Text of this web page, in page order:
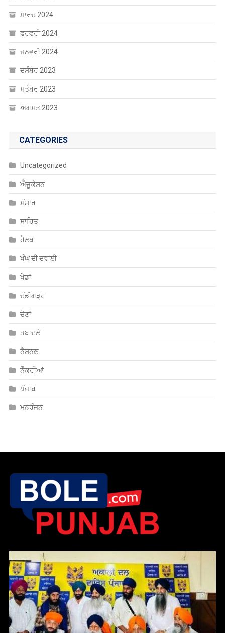
ਜਨਵਰੀ 2024
ਦਸੰਬਰ 2023
ਸਤੰਬਰ 2023
ਅਗਸਤ 2023
ਸੰਸਾਰ
ਸਾਹਿਤ
ਹੈਲਥ
ਖੰਘ ਦੀ ਦਵਾਈ
ਖੇਡਾਂ
ਚੰਡੀਗੜ੍ਹ
ਚੋਣਾਂ
ਤਬਾਦਲੇ
ਨੈਸ਼ਨਲ
ਨੌਕਰੀਆਂ
ਪੰਜਾਬ
ਮਨੋਰੰਜਨ
ਭਾਈ ਕੇਹਰ ਸਿੰਘ ਦੇ ਪੁੱਤਰ ਨੂੰ “ਵਾਰਿਸ ਪੰਜਾਬ” ਨੇ ਆਪਣਾ ਉਮੀਦਵਾਰ
ਐਲਾਨਿਆ